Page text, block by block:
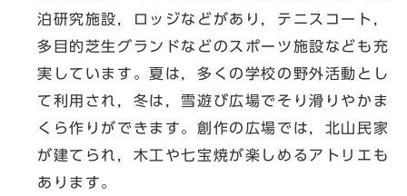
泊研究施設，ロッジなどがあり，テニスコート，
多目的芝生グランドなどのスポーツ施設なども充
実しています。夏は，多くの学校の野外活動とし
て利用され，冬は，雪遊び広場でそり滑りやかま
くら作りができます。創作の広場では，北山民家
が建てられ，木工や七宝焼が楽しめるアトリエも
あります。